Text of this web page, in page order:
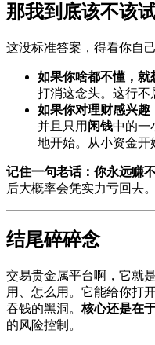
那我到底该不该
这没标准答案，得看你自己
如果你啥都不懂，就
打消这念头。这行不
如果你对理财感兴趣
并且只用 闲钱中的一
地开始。从小资金开
记住一句老话：你永远赚
后大概率会凭实力亏回去。
结尾碎碎念
交易贵金属平台啊，它就
用、怎么用。它能给你打
吞钱的黑洞。 核心还是在
的风险控制。